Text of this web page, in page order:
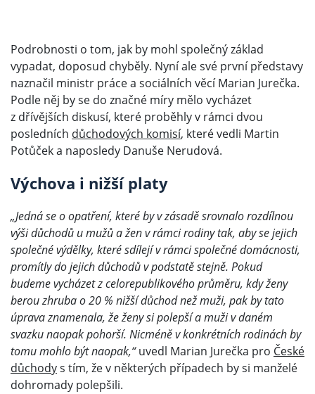
Podrobnosti o tom, jak by mohl společný základ
vypadat, doposud chyběly. Nyní ale své první představy
naznačil ministr práce a sociálních věcí Marian Jurečka.
Podle něj by se do značné míry mělo vycházet
z dřívějších diskusí, které proběhly v rámci dvou
posledních důchodových komisí, které vedli Martin
Potůček a naposledy Danuše Nerudová.
Výchova i nižší platy
„Jedná se o opatření, které by v zásadě srovnalo rozdílnou
výši důchodů u mužů a žen v rámci rodiny tak, aby se jejich
společné výdělky, které sdílejí v rámci společné domácnosti,
promítly do jejich důchodů v podstatě stejně. Pokud
budeme vycházet z celorepublikového průměru, kdy ženy
berou zhruba o 20 % nižší důchod než muži, pak by tato
úprava znamenala, že ženy si polepší a muži v daném
svazku naopak pohorší. Nicméně v konkrétních rodinách by
tomu mohlo být naopak,“uvedl Marian Jurečka pro České
důchodys tím, že v některých případech by si manželé
dohromady polepšili.